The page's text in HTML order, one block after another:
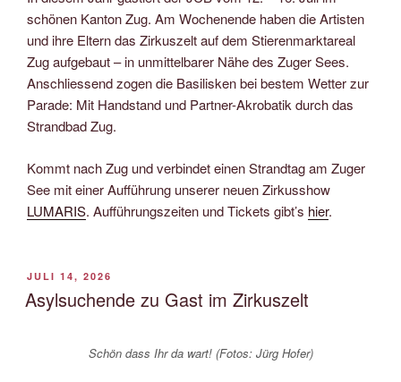
schönen Kanton Zug. Am Wochenende haben die Artisten
und ihre Eltern das Zirkuszelt auf dem Stierenmarktareal
Zug aufgebaut – in unmittelbarer Nähe des Zuger Sees.
Anschliessend zogen die Basilisken bei bestem Wetter zur
Parade: Mit Handstand und Partner-Akrobatik durch das
Strandbad Zug.
Kommt nach Zug und verbindet einen Strandtag am Zuger
See mit einer Aufführung unserer neuen Zirkusshow
LUMARIS. Aufführungszeiten und Tickets gibt’s hier.
VERÖFFENTLICHT
AM
JULI 14, 2026
Asylsuchende zu Gast im Zirkuszelt
Schön dass Ihr da wart! (Fotos: Jürg Hofer)